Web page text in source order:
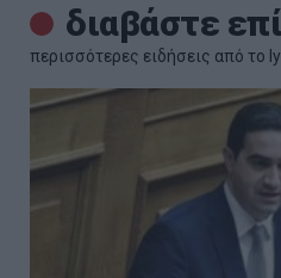
διαβάστε
περισσότερες ειδήσεις από το